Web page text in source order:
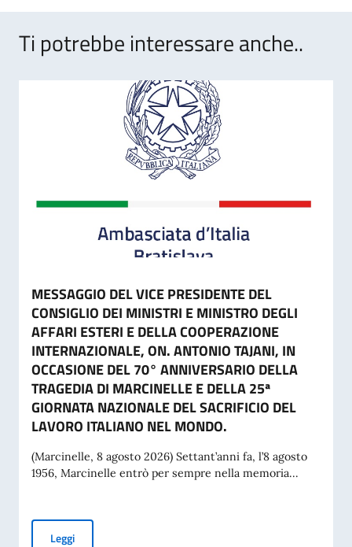
Ti potrebbe interessare anche..
MESSAGGIO DEL VICE PRESIDENTE DEL
CONSIGLIO DEI MINISTRI E MINISTRO DEGLI
AFFARI ESTERI E DELLA COOPERAZIONE
INTERNAZIONALE, ON. ANTONIO TAJANI, IN
OCCASIONE DEL 70° ANNIVERSARIO DELLA
TRAGEDIA DI MARCINELLE E DELLA 25ª
GIORNATA NAZIONALE DEL SACRIFICIO DEL
LAVORO ITALIANO NEL MONDO.
(Marcinelle, 8 agosto 2026) Settant’anni fa, l’8 agosto
1956, Marcinelle entrò per sempre nella memoria...
LeggiMESSAGGIO DEL VICE PRESIDENTE DEL CONSIGLIO DEI